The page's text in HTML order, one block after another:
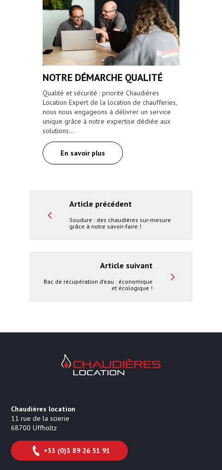
NOTRE DÉMARCHE QUALITÉ
Qualité et sécurité : priorité Chaudières
Location Expert de la location de chaufferies,
nous nous engageons à délivrer un service
unique grâce à notre expertise dédiée aux
solutions…
En savoir plus
Article précédent
Soudure : des chaudières sur-mesure
grâce à notre savoir-faire !
Article suivant
Bac de récupération d’eau : économique
et écologique !
Chaudières Location Location de
Chaudières location
11 rue de la scierie
68700 Uffholtz
+33 (0)3 89 26 51 91